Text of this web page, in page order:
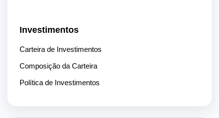
Investimentos
Carteira de Investimentos
Composição da Carteira
Política de Investimentos